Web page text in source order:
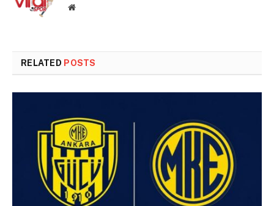
Website
RELATED POSTS